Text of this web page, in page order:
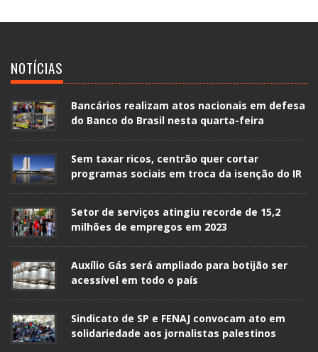
NOTÍCIAS
Bancários realizam atos nacionais em defesa
do Banco do Brasil nesta quarta-feira
Sem taxar ricos, centrão quer cortar
programas sociais em troca da isenção do IR
Setor de serviços atingiu recorde de 15,2
milhões de empregos em 2023
Auxílio Gás será ampliado para botijão ser
acessível em todo o país
Sindicato de SP e FENAJ convocam ato em
solidariedade aos jornalistas palestinos